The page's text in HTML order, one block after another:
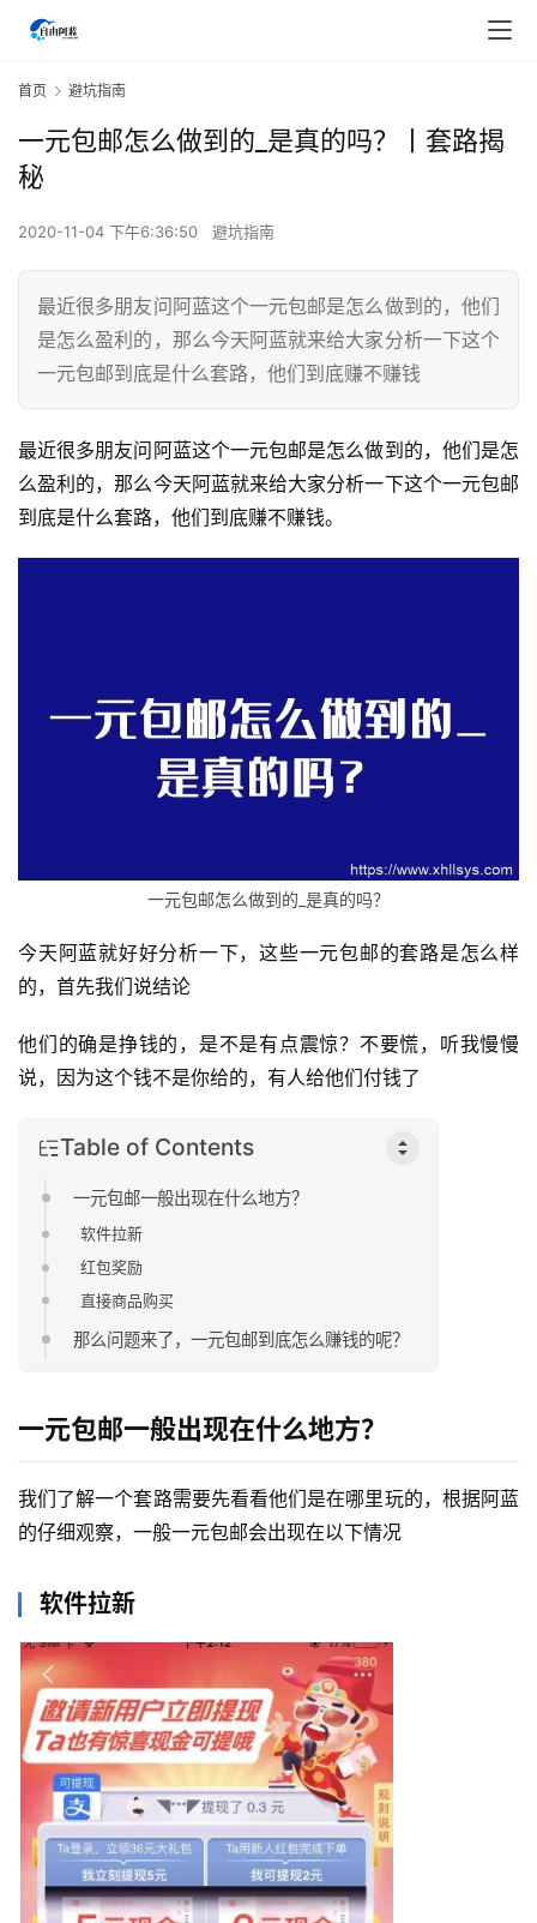
首页 避坑指南
一元包邮怎么做到的_是真的吗？丨套路揭
秘
2020-11-04 下午6:36:50 避坑指南
最近很多朋友问阿蓝这个一元包邮是怎么做到的，他们
是怎么盈利的，那么今天阿蓝就来给大家分析一下这个
一元包邮到底是什么套路，他们到底赚不赚钱
最近很多朋友问阿蓝这个一元包邮是怎么做到的，他们是怎
么盈利的，那么今天阿蓝就来给大家分析一下这个一元包邮
到底是什么套路，他们到底赚不赚钱。
一元包邮怎么做到的_是真的吗？
今天阿蓝就好好分析一下，这些一元包邮的套路是怎么样
的，首先我们说结论
他们的确是挣钱的，是不是有点震惊？不要慌，听我慢慢
说，因为这个钱不是你给的，有人给他们付钱了
Table of Contents
一元包邮一般出现在什么地方？
软件拉新
红包奖励
直接商品购买
那么问题来了，一元包邮到底怎么赚钱的呢？
一元包邮一般出现在什么地方？
我们了解一个套路需要先看看他们是在哪里玩的，根据阿蓝
的仔细观察，一般一元包邮会出现在以下情况
软件拉新